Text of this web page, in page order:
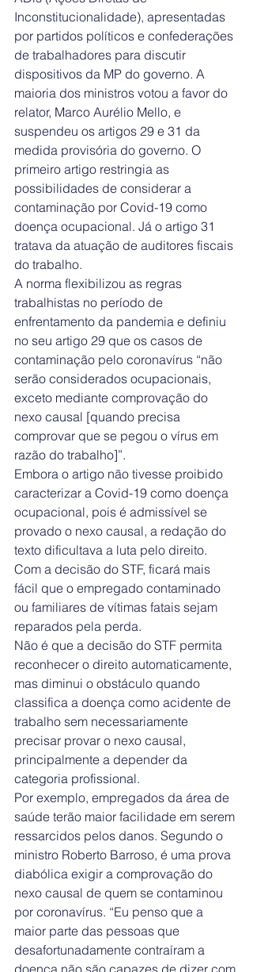
Inconstitucionalidade), apresentadas
por partidos políticos e confederações
de trabalhadores para discutir
dispositivos da MP do governo. A
maioria dos ministros votou a favor do
relator, Marco Aurélio Mello, e
suspendeu os artigos 29 e 31 da
medida provisória do governo. O
primeiro artigo restringia as
possibilidades de considerar a
contaminação por Covid-19 como
doença ocupacional. Já o artigo 31
tratava da atuação de auditores fiscais
do trabalho.
A norma flexibilizou as regras
trabalhistas no período de
enfrentamento da pandemia e definiu
no seu artigo 29 que os casos de
contaminação pelo coronavírus “não
serão considerados ocupacionais,
exceto mediante comprovação do
nexo causal [quando precisa
comprovar que se pegou o vírus em
razão do trabalho]”.
Embora o artigo não tivesse proibido
caracterizar a Covid-19 como doença
ocupacional, pois é admissível se
provado o nexo causal, a redação do
texto dificultava a luta pelo direito.
Com a decisão do STF, ficará mais
fácil que o empregado contaminado
ou familiares de vítimas fatais sejam
reparados pela perda.
Não é que a decisão do STF permita
reconhecer o direito automaticamente,
mas diminui o obstáculo quando
classifica a doença como acidente de
trabalho sem necessariamente
precisar provar o nexo causal,
principalmente a depender da
categoria profissional.
Por exemplo, empregados da área de
saúde terão maior facilidade em serem
ressarcidos pelos danos. Segundo o
ministro Roberto Barroso, é uma prova
diabólica exigir a comprovação do
nexo causal de quem se contaminou
por coronavírus. “Eu penso que a
maior parte das pessoas que
desafortunadamente contraíram a
doença não são capazes de dizer com